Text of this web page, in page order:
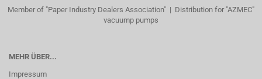
Member of "Paper Industry Dealers Association" | Distribution for "AZMEC"
vacuump pumps
MEHR ÜBER...
Impressum